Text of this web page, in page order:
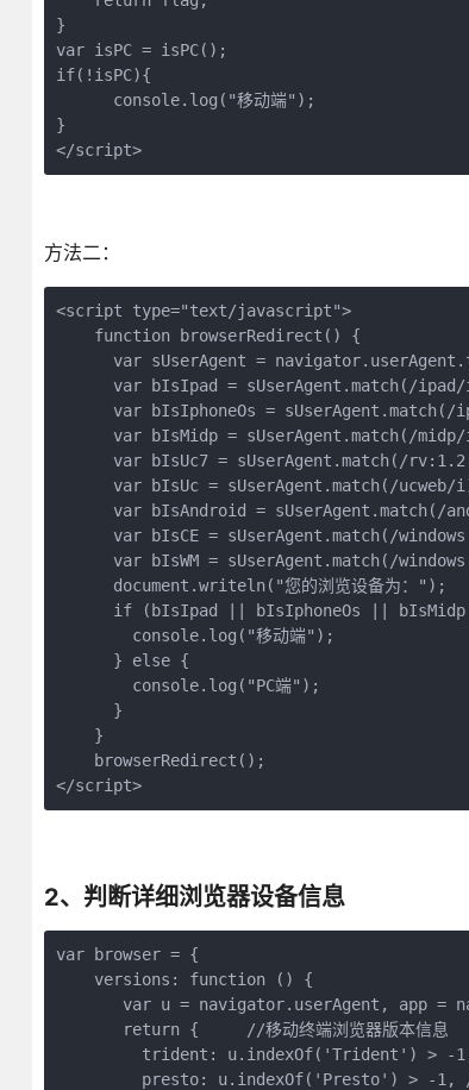
}
var isPC = isPC();
if(!isPC){
      console.log("移动端");
}
</script>
方法二：
<script type="text/javascript">
    function browserRedirect() {
var sUserAgent =
var bIsIpad = sUserAgent.match(/ipad/
var bIsIphoneOs = sUserAgent.match(/
var bIsMidp = sUserAgent.match(/midp/
var bIsUc7 = sUserAgent.match(/
var bIsUc = sUserAgent.match(/ucweb/
var bIsAndroid = sUserAgent.match(/
var bIsCE = sUserAgent.match(/
var bIsWM = sUserAgent.match(/
      document.writeln("您的浏览设备为：");
if (bIsIpad || bIsIphoneOs ||
        console.log("移动端");
      } else {
        console.log("PC端");
      }
    }
    browserRedirect();
</script>
2、判断详细浏览器设备信息
var browser = {
    versions: function () {
var u = navigator.userAgent, app =
       return {     //移动终端浏览器版本信息
trident: u.indexOf('Trident') > -
presto: u.indexOf('Presto') > -1,